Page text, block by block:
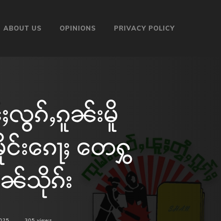
ABOUT US OPINIONS PRIVACY POLICY
ႈလွၵ်ႇၵူၼ်းမိူ
င်းၵေႃႈ တေႁွ
ၼ်သိုၵ်း